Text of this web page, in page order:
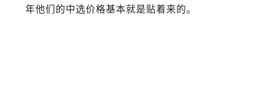
年他们的中选价格基本就是贴着来的。